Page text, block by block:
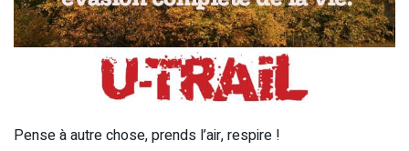
Pense à autre chose, prends l’air, respire !